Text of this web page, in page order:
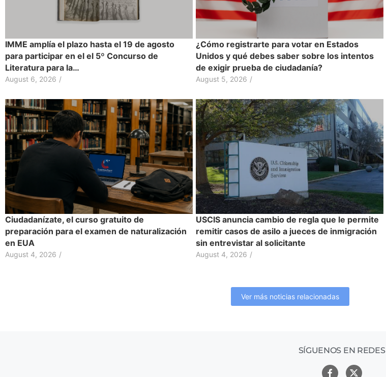
IMME amplía el plazo hasta el 19 de agosto
para participar en el el 5º Concurso de
Literatura para la…
August 6, 2026 /
¿Cómo registrarte para votar en Estados
Unidos y qué debes saber sobre los intentos
de exigir prueba de ciudadanía?
August 5, 2026 /
Ciudadanízate, el curso gratuito de
preparación para el examen de naturalización
en EUA
August 4, 2026 /
USCIS anuncia cambio de regla que le permite
remitir casos de asilo a jueces de inmigración
sin entrevistar al solicitante
August 4, 2026 /
Ver más noticias relacionadas
SÍGUENOS EN REDES